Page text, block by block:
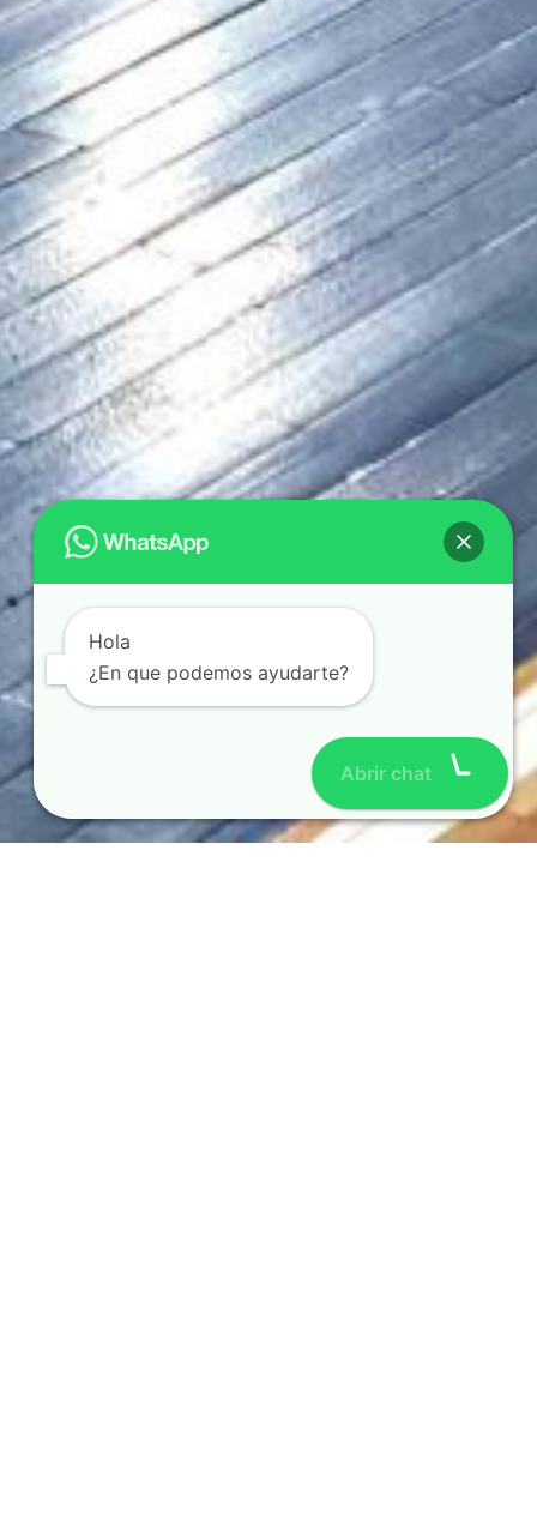
Hola
¿En que podemos ayudarte?
Abrir chat